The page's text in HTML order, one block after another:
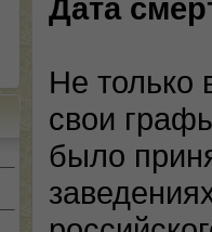
Дата
Не только
свои
было